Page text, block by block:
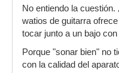
No entiendo la
watios de guitarra
tocar junto a un bajo
Porque "sonar bien" no
con la calidad del